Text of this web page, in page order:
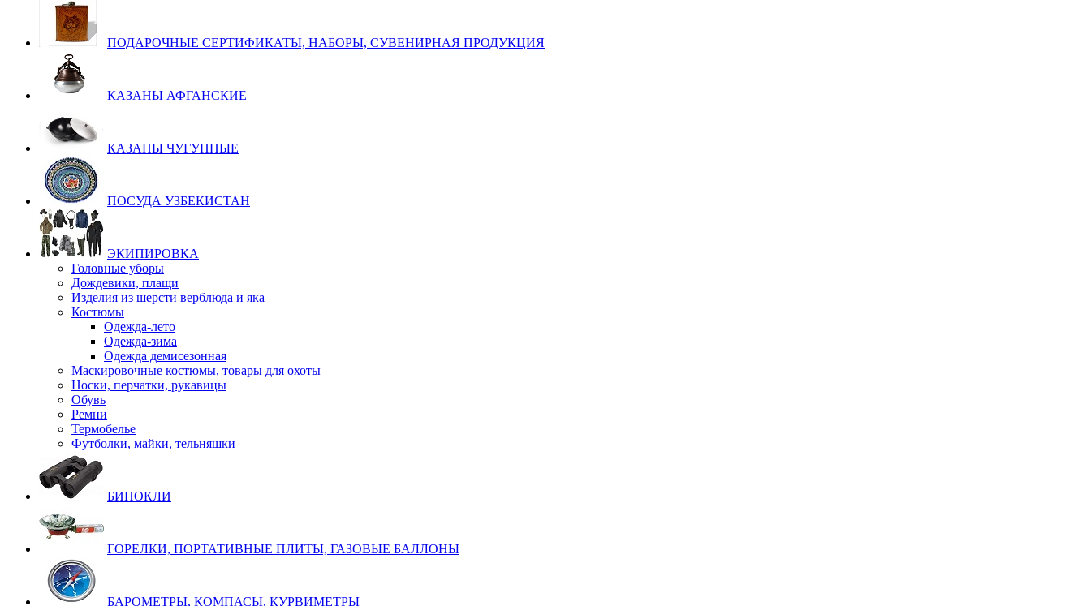
ПОДАРОЧНЫЕ СЕРТИФИКАТЫ, НАБОРЫ, СУВЕНИРНАЯ ПРОДУКЦИЯ
КАЗАНЫ АФГАНСКИЕ
КАЗАНЫ ЧУГУННЫЕ
ПОСУДА УЗБЕКИСТАН
ЭКИПИРОВКА
Головные уборы
Дождевики, плащи
Изделия из шерсти верблюда и яка
Костюмы
Одежда-лето
Одежда-зима
Одежда демисезонная
Маскировочные костюмы, товары для охоты
Носки, перчатки, рукавицы
Обувь
Ремни
Термобелье
Футболки, майки, тельняшки
БИНОКЛИ
ГОРЕЛКИ, ПОРТАТИВНЫЕ ПЛИТЫ, ГАЗОВЫЕ БАЛЛОНЫ
БАРОМЕТРЫ, КОМПАСЫ, КУРВИМЕТРЫ